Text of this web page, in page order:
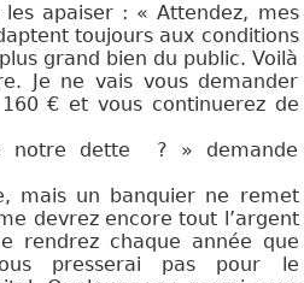
apaiser : « Attendez, mes
toujours aux conditions
grand bien du public. Voilà
Je ne vais vous demander
€ et vous continuerez de
notre dette ? » demande
mais un banquier ne remet
devrez encore tout l’argent
rendrez chaque année que
presserai pas pour le